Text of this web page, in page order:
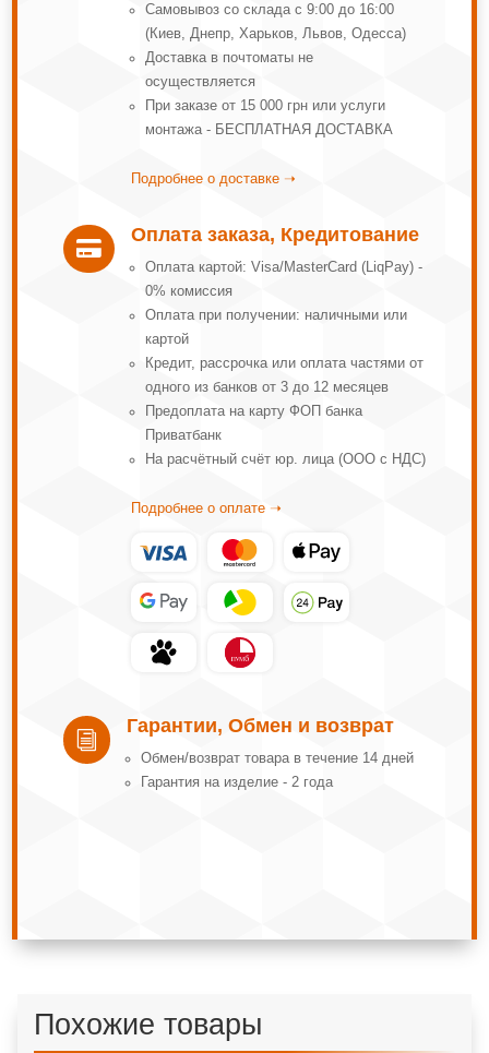
Самовывоз со склада с 9:00 до 16:00
(Киев, Днепр, Харьков, Львов, Одесса)
Доставка в почтоматы не
осуществляется
При заказе от 15 000 грн или услуги
монтажа - БЕСПЛАТНАЯ ДОСТАВКА
Подробнее о доставке ➝

Оплата заказа, Кредитование
Оплата картой: Visa/MasterCard (LiqPay) -
0% комиссия
Оплата при получении: наличными или
картой
Кредит, рассрочка или оплата частями от
одного из банков от 3 до 12 месяцев
Предоплата на карту ФОП банка
Приватбанк
На расчётный счёт юр. лица (ООО с НДС)
Подробнее о оплате ➝
i
Гарантии, Обмен и возврат
Обмeн/вoзвpaт тoвapa в тeчeниe 14 днeй
Гарантия на изделие - 2 года
Похожие товары